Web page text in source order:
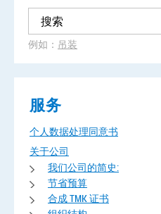
例如： 吊装
服务
个人数据处理同意书
关于公司
我们公司的简史:
节省预算
合成 TMK 证书